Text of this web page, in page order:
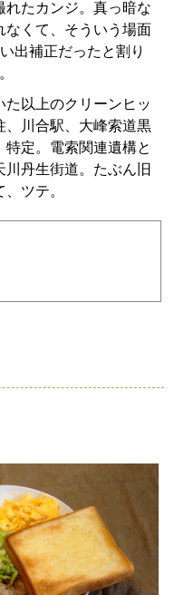
れたカンジ。真っ暗な
なくて、そういう場面
出補正だったと割り
以上のクリーンヒッ
、川合駅、大峰索道黒
定。電索関連遺構と
川丹生街道。たぶん旧
ツテ。